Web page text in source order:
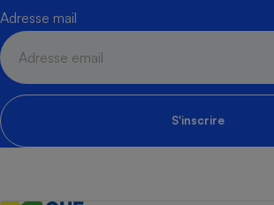
Adresse mail
S'inscrire